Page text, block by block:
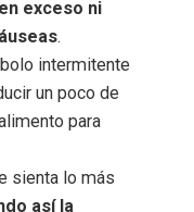
exceso ni
.
intermitente
un poco de
para
sienta lo más
así la